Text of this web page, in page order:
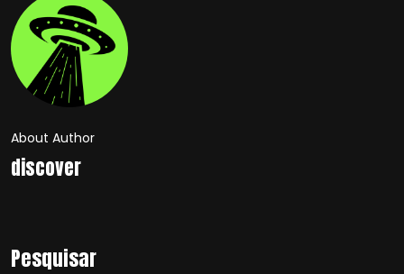
About Author
discover
Pesquisar